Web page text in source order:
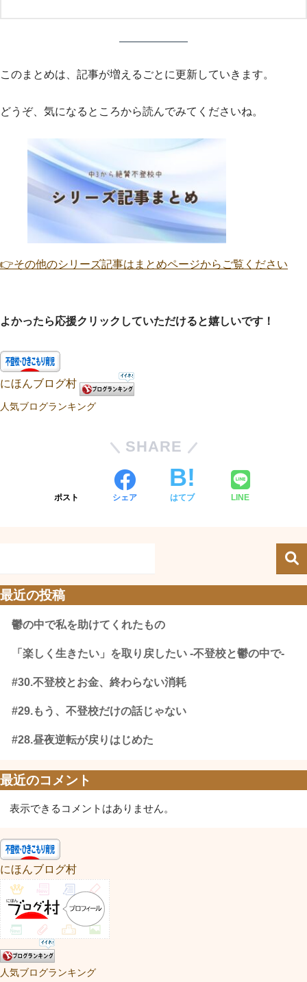
このまとめは、記事が増えるごとに更新していきます。
どうぞ、気になるところから読んでみてくださいね。
👉その他のシリーズ記事はまとめページからご覧ください
よかったら応援クリックしていただけると嬉しいです！
にほんブログ村
人気ブログランキング
SHARE
ポスト シェア はてブ LINE
最近の投稿
鬱の中で私を助けてくれたもの
「楽しく生きたい」を取り戻したい -不登校と鬱の中で-
#30.不登校とお金、終わらない消耗
#29.もう、不登校だけの話じゃない
#28.昼夜逆転が戻りはじめた
最近のコメント
表示できるコメントはありません。
にほんブログ村
人気ブログランキング